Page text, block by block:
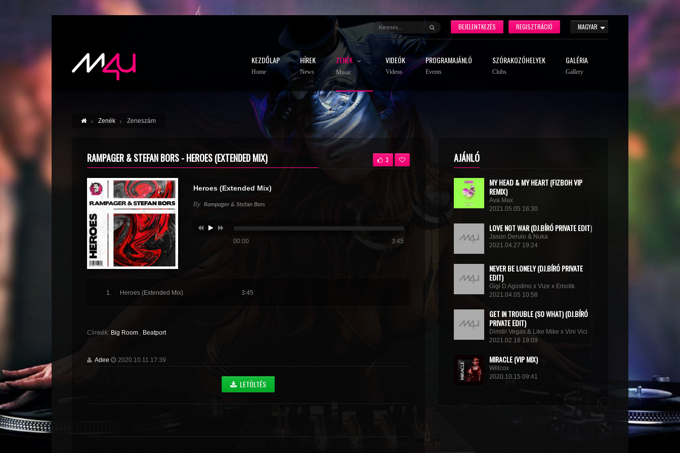
MAGYAR
REGISZTRÁCIÓ
BEJELENTKEZÉS
KEZDŐLAP
Home
HÍREK
News
ZENÉK
Music
VIDEÓK
Videos
PROGRAMAJÁNLÓ
Events
SZÓRAKOZÓHELYEK
Clubs
GALÉRIA
Gallery
Zenék Zeneszám
RAMPAGER & STEFAN BORS - HEROES (EXTENDED MIX) 3
Heroes (Extended Mix)
By Rampager & Stefan Bors
00:00 3:45
Heroes (Extended Mix) 3:45
Címkék: Big Room , Beatport
Adee 2020.10.11 17:39
LETÖLTÉS
AJÁNLÓ
MY HEAD & MY HEART (FIZBOH VIP
REMIX)
Ava Max
2021.05.05 16:30
LOVE NOT WAR (DJ.BÍRÓ PRIVATE EDIT)
Jason Derulo & Nuka
2021.04.27 19:24
NEVER BE LONELY (DJ.BÍRÓ PRIVATE
EDIT)
Gigi D Agostino x Vize x Emotik
2021.04.05 10:58
GET IN TROUBLE (SO WHAT) (DJ.BÍRÓ
PRIVATE EDIT)
Dimitri Vegas & Like Mike x Vini Vici
2021.02.18 19:09
MIRACLE (VIP MIX)
Willcox
2020.10.15 09:41
2020.10.11 21:00